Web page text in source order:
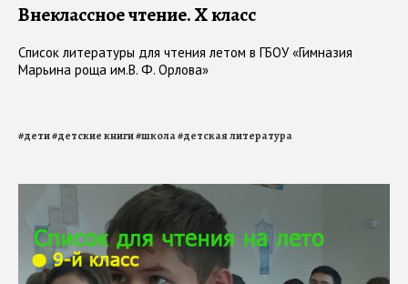
Внеклассное чтение. Х класс
Список литературы для чтения летом в ГБОУ «Гимназия
Марьина роща им.В. Ф. Орлова»
#дети#детские книги#школа#детская литература